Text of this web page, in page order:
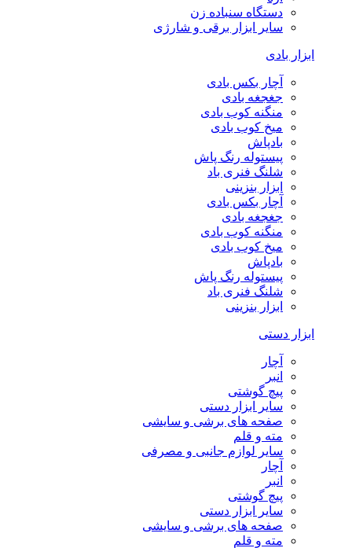
دستگاه سنباده زن
سایر ابزار برقی و شارژی
ابزار بادی
آچار بکس بادی
جغجغه بادی
منگنه کوب بادی
میخ کوب بادی
بادپاش
پیستوله رنگ پاش
شلنگ فنری باد
ابزار بنزینی
آچار بکس بادی
جغجغه بادی
منگنه کوب بادی
میخ کوب بادی
بادپاش
پیستوله رنگ پاش
شلنگ فنری باد
ابزار بنزینی
ابزار دستی
آچار
انبر
پیچ گوشتی
سایر ابزار دستی
صفحه های برشی و سایشی
مته و قلم
سایر لوازم جانبی و مصرفی
آچار
انبر
پیچ گوشتی
سایر ابزار دستی
صفحه های برشی و سایشی
مته و قلم